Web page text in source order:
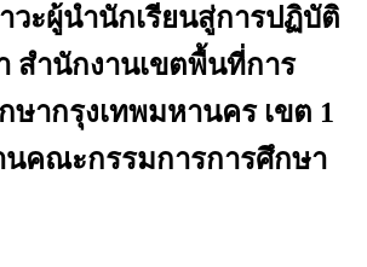
วะผู้นำนักเรียนสู่การปฏิบัติ
สำนักงานเขตพื้นที่การ
ากรุงเทพมหานคร เขต 1
นคณะกรรมการการศึกษา